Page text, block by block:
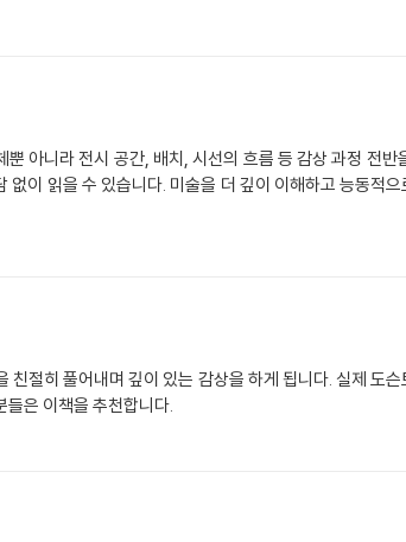
아니라 전시 공간, 배치, 시선의 흐름 등 감상 과정 전반
이 읽을 수 있습니다. 미술을 더 깊이 이해하고 능동적
절히 풀어내며 깊이 있는 감상을 하게 됩니다. 실제 도
들은 이책을 추천합니다.